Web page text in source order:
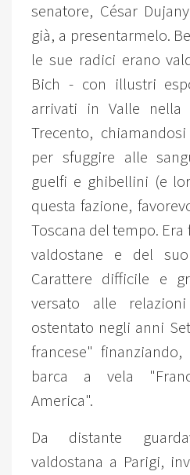
senatore, César
già, a presentarmelo.
le sue radici erano
Bich - con illustri
arrivati in Valle nella
Trecento,
per sfuggire alle
guelfi e ghibellini (e
questa fazione,
Toscana del tempo.
valdostane e del
Carattere difficile e
versato alle
ostentato negli anni
francese" finanziando,
barca a vela
America".
Da distante
valdostana a Parigi,